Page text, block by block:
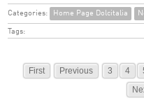
Categories: Home Page Dolcitalia
Tags:
First Previous 3 4